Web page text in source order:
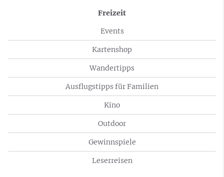
Freizeit
Events
Kartenshop
Wandertipps
Ausflugstipps für Familien
Kino
Outdoor
Gewinnspiele
Leserreisen